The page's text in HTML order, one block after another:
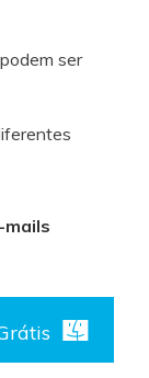
ser
mails